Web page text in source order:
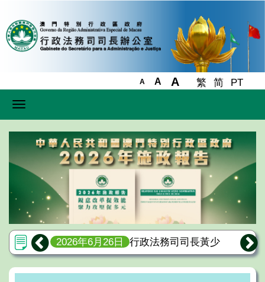
A A A 繁 简 PT
Toggle
領會重要
作
2026年6月26日
行政法務司司長黃少
澤率團訪珠海市人大常委會 加強規則銜
接機制對接
2026
見黃少